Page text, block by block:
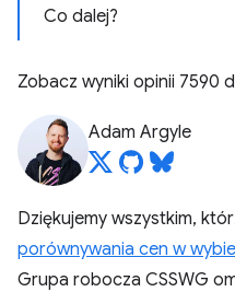
Co dalej?
Zobacz wyniki opinii 7590
Adam Argyle
Dziękujemy wszystkim,
porównywania cen w
Grupa robocza CSSWG